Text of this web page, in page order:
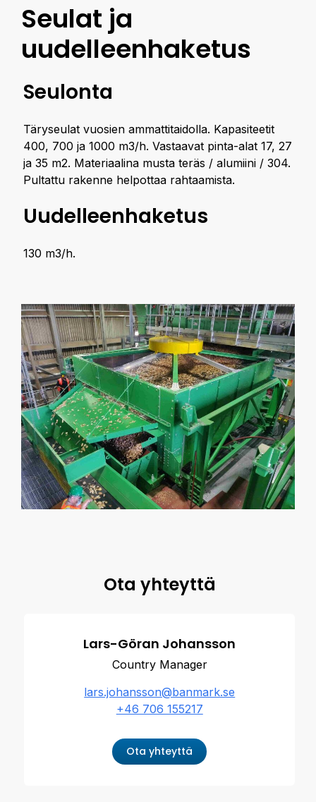
Seulat ja
uudelleenhaketus
Seulonta
Täryseulat vuosien ammattitaidolla. Kapasiteetit
400, 700 ja 1000 m3/h. Vastaavat pinta-alat 17, 27
ja 35 m2. Materiaalina musta teräs / alumiini / 304.
Pultattu rakenne helpottaa rahtaamista.
Uudelleenhaketus
130 m3/h.
Ota yhteyttä
Lars-Göran Johansson
Country Manager
lars.johansson@banmark.se
+46 706 155217
Ota yhteyttä